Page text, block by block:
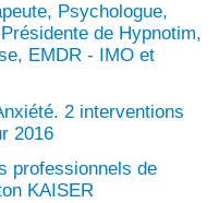
Psychologue,
de Hypnotim,
EMDR - IMO et
2 interventions
2016
professionnels de
KAISER